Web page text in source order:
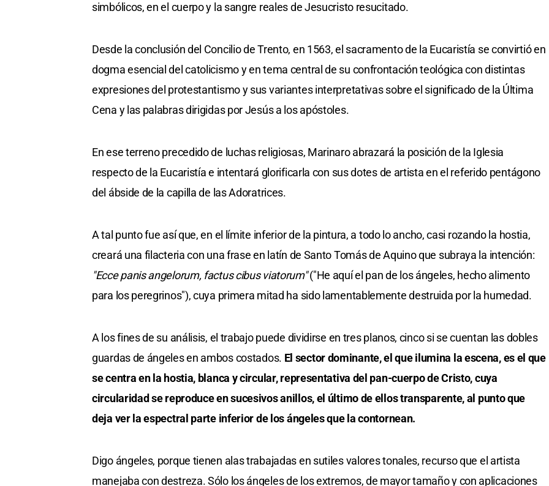
simbólicos, en el cuerpo y la sangre reales de Jesucristo resucitado.
Desde la conclusión del Concilio de Trento, en 1563, el sacramento de la Eucaristía se convirtió en
dogma esencial del catolicismo y en tema central de su confrontación teológica con distintas
expresiones del protestantismo y sus variantes interpretativas sobre el significado de la Última
Cena y las palabras dirigidas por Jesús a los apóstoles.
En ese terreno precedido de luchas religiosas, Marinaro abrazará la posición de la Iglesia
respecto de la Eucaristía e intentará glorificarla con sus dotes de artista en el referido pentágono
del ábside de la capilla de las Adoratrices.
A tal punto fue así que, en el límite inferior de la pintura, a todo lo ancho, casi rozando la hostia,
creará una filacteria con una frase en latín de Santo Tomás de Aquino que subraya la intención:
"Ecce panis angelorum, factus cibus viatorum"("He aquí el pan de los ángeles, hecho alimento
para los peregrinos"), cuya primera mitad ha sido lamentablemente destruida por la humedad.
A los fines de su análisis, el trabajo puede dividirse en tres planos, cinco si se cuentan las dobles
guardas de ángeles en ambos costados. El sector dominante, el que ilumina la escena, es el que
se centra en la hostia, blanca y circular, representativa del pan-cuerpo de Cristo, cuya
circularidad se reproduce en sucesivos anillos, el último de ellos transparente, al punto que
deja ver la espectral parte inferior de los ángeles que la contornean.
Digo ángeles, porque tienen alas trabajadas en sutiles valores tonales, recurso que el artista
manejaba con destreza. Sólo los ángeles de los extremos, de mayor tamaño y con aplicaciones